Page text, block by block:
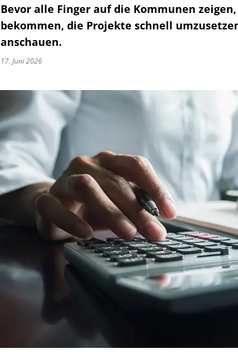
Bevor alle Finger auf die Kommunen
bekommen, die Projekte schnell
anschauen.
17. Juni 2026